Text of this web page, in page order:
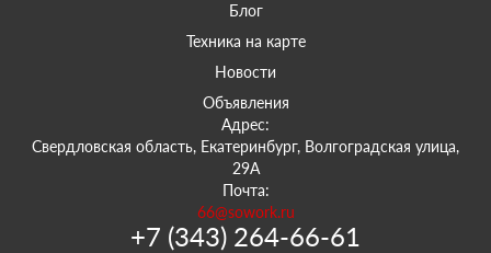
Блог
Техника на карте
Новости
Объявления
Адрес:
Свердловская область, Екатеринбург, Волгоградская улица,
29А
Почта:
66@sowork.ru
+7 (343) 264-66-61